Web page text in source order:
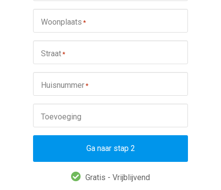
Woonplaats *
Straat*
Huisnummer*
Toevoeging
Ga naar stap 2
Gratis - Vrijblijvend